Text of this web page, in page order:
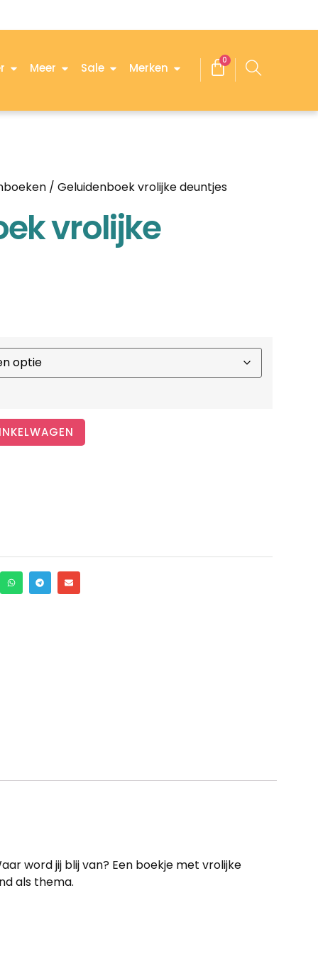
Meer Sale Merken
0
/ Geluidenboek vrolijke deuntjes
vrolijke
word jij blij van? Een boekje met vrolijke
als thema.